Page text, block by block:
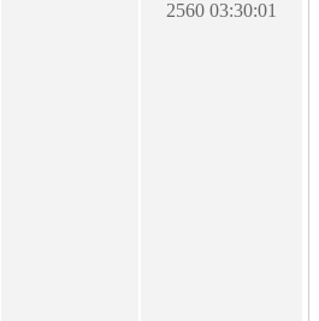
2560 03:30:01